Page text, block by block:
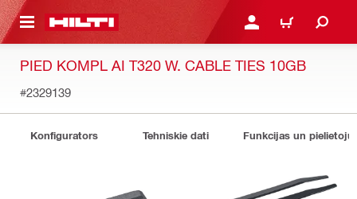
SATURU PIESLĒGTIES VAI
IEPIRKŠANĀS
PIED KOMPL AI T320 W. CABLE TIES 10GB
#2329139
Konfigurators Tehniskie dati Funkcijas un